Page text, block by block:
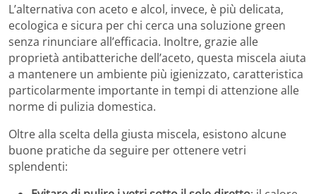
L’alternativa con aceto e alcol, invece, è più delicata,
ecologica e sicura per chi cerca una soluzione green
senza rinunciare all’efficacia. Inoltre, grazie alle
proprietà antibatteriche dell’aceto, questa miscela aiuta
a mantenere un ambiente più igienizzato, caratteristica
particolarmente importante in tempi di attenzione alle
norme di pulizia domestica.
Oltre alla scelta della giusta miscela, esistono alcune
buone pratiche da seguire per ottenere vetri
splendenti: